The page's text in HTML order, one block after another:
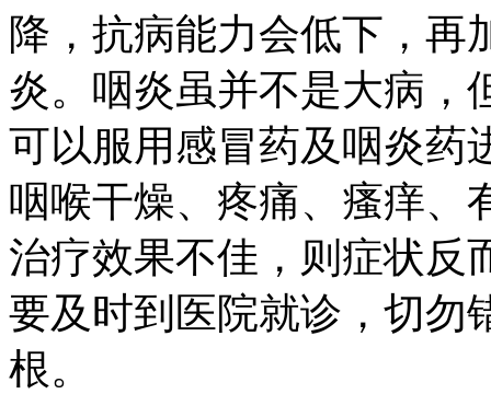
降，抗病能力会低下，再
炎。咽炎虽并不是大病，
可以服用感冒药及咽炎药
咽喉干燥、疼痛、瘙痒、
治疗效果不佳，则症状反
要及时到医院就诊，切勿
根。